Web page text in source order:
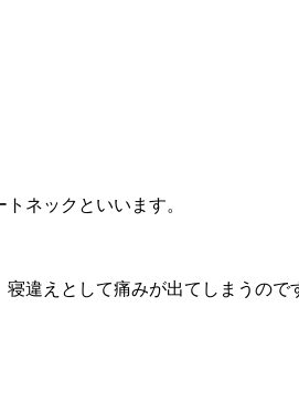
ネックといいます。
違えとして痛みが出てしまうので